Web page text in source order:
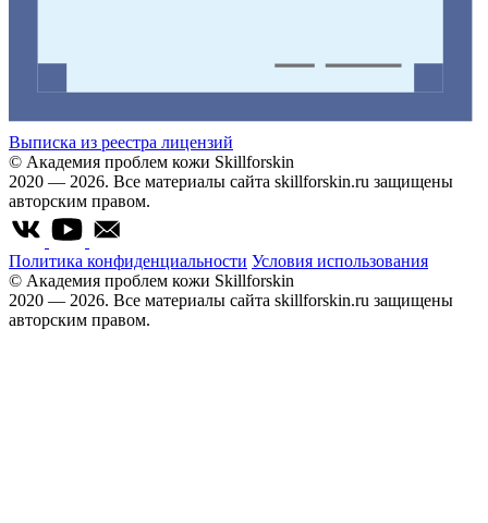
Выписка из реестра лицензий
© Академия проблем кожи Skillforskin
2020 — 2026. Все материалы сайта skillforskin.ru защищены
авторским правом.
Политика конфиденциальности Условия использования
© Академия проблем кожи Skillforskin
2020 — 2026. Все материалы сайта skillforskin.ru защищены
авторским правом.